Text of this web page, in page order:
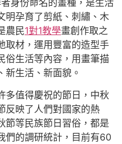
明孕育了剪紙、刺繡、木
農民1對1教學畫創作取之
取材，運用豐富的造型手
俗生活等內容，用畫筆描
新生活、新面貌。
多值得慶祝的節日，中秋
反映了人們對國家的熱
節等民族節日習俗，都是
們的調研統計，目前有60